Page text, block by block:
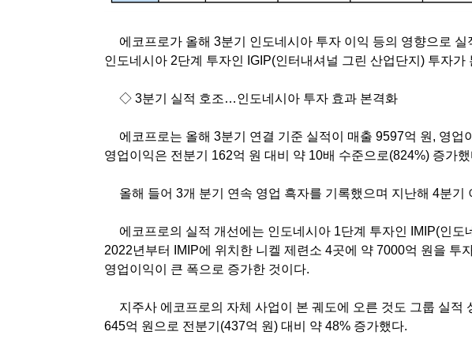
에코프로가 올해 3분기 인도네시아 투자 이익 등의 영향으로 실
인도네시아 2단계 투자인 IGIP(인터내셔널 그린 산업단지 ) 투자가
◇ 3분기 실적 호조…인도네시아 투자 효과 본격화
에코프로는 올해 3분기 연결 기준 실적이 매출 9597억 원 , 영업
영업이익은 전분기
162억 원 대비 약 10배 수준으로(824%) 증가
올해 들어 3개 분기 연속 영업 흑자를 기록했으며 지난해 4분기
에코프로의 실적 개선에는 인도네시아1단계 투자인 IMIP(인도
2022년부터 IMIP에 위치한 니켈 제련소 4곳에 약 7000억 원을 투
영업이익이 큰 폭으로 증가한 것이다.
지주사 에코프로의 자체 사업이 본 궤도에 오른 것도 그룹 실적
645억 원으로 전분기 (437억 원) 대비 약 48% 증가했다.